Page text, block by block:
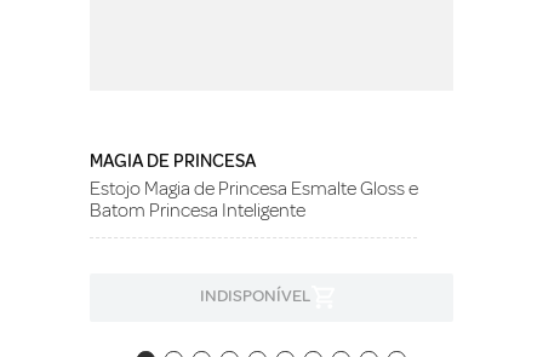
MAGIA DE PRINCESA
Estojo Magia de Princesa Esmalte Gloss e
Batom Princesa Inteligente
INDISPONÍVEL